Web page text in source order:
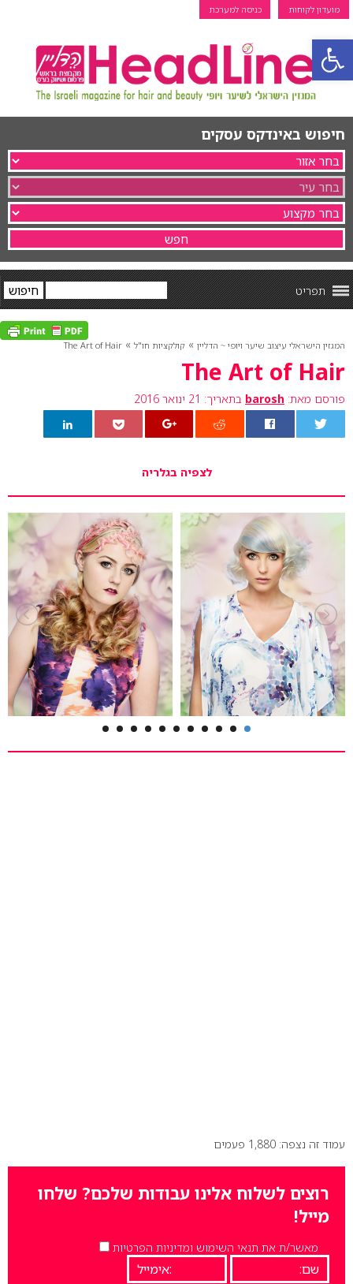
פתח סרגל נגישות
מועדון לקוחות כניסה למערכת
חיפוש באינדקס עסקים
תפריט
המגזין הישראלי עיצוב שיער ויופי ~ הדליין » קולקציות חו"ל »
The Art of Hair
The Art of Hair
פורסם מאת: barosh בתאריך: 21 ינואר 2016
לצפיה בגלריה
עמוד זה נצפה: 1,880 פעמים
רוצים לשלוח אלינו עבודות שלכם? שלחו
מייל!
מאשר/ת את תנאי השימוש ומדיניות הפרטיות